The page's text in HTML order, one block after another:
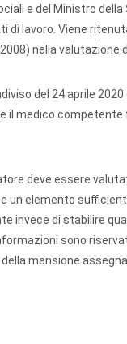
e del Ministro
di lavoro. Viene
nella valutazione
del 24 aprile 2020
il medico
deve essere
un elemento
invece di stabilire
sono
mansione